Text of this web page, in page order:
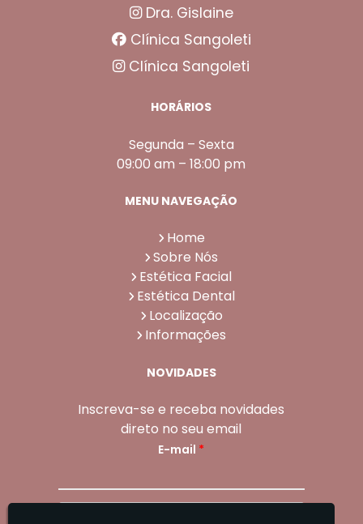
Dra. Gislaine
Clínica Sangoleti
Clínica Sangoleti
HORÁRIOS
Segunda – Sexta
09:00 am – 18:00 pm
MENU NAVEGAÇÃO
Home
Sobre Nós
Estética Facial
Estética Dental
Localização
Informações
NOVIDADES
Inscreva-se e receba novidades
direto no seu email
E-mail *